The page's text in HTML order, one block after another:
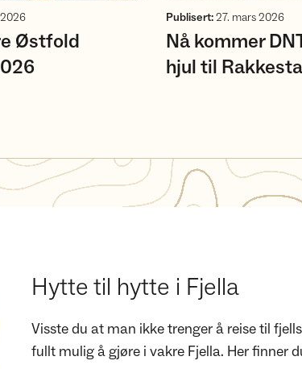
Østfold
Publisert:27. mars 2026
Nå kommer
hjul til
Hytte til hytte i Fjella
Visste du at man ikke trenger å reise til
fullt mulig å gjøre i vakre Fjella. Her finner